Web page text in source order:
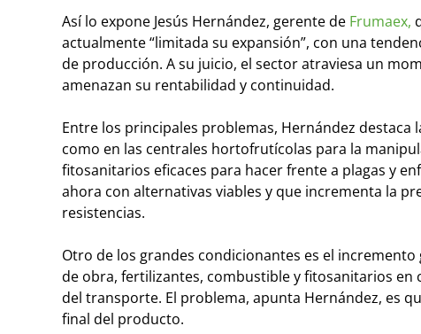
Así lo expone Jesús Hernández, gerente de Frumaex,
actualmente “limitada su expansión”, con una
de producción. A su juicio, el sector atraviesa un
amenazan su rentabilidad y continuidad.
Entre los principales problemas, Hernández
como en las centrales hortofrutícolas para la
fitosanitarios eficaces para hacer frente a plagas y
ahora con alternativas viables y que incrementa la
resistencias.
Otro de los grandes condicionantes es el
de obra, fertilizantes, combustible y fitosanitarios en
del transporte. El problema, apunta Hernández, es
final del producto.